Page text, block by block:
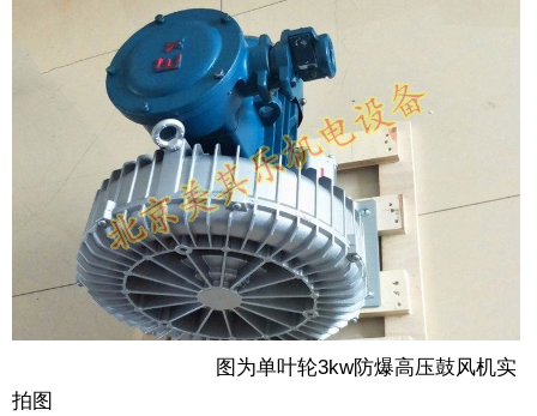
图为单叶轮3kw防爆高压鼓风机实
拍图